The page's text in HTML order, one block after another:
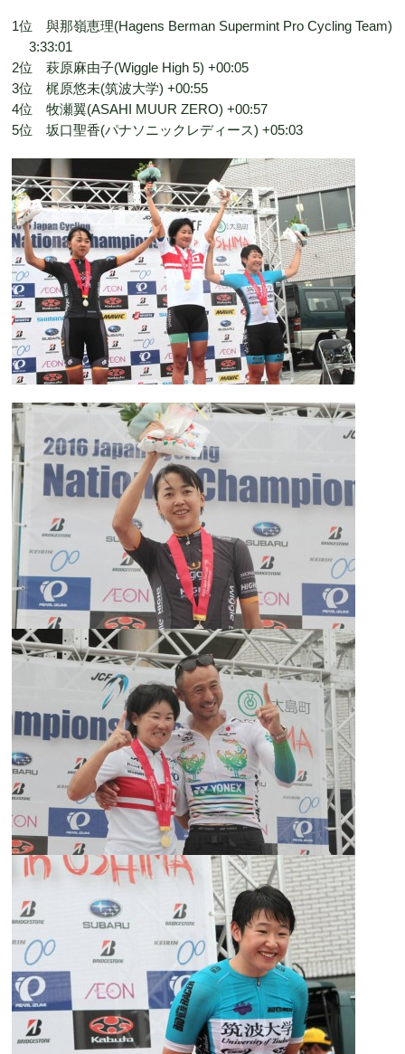
1位 與那嶺恵理(Hagens Berman Supermint Pro Cycling Team)
3:33:01
2位 萩原麻由子(Wiggle High 5) +00:05
3位 梶原悠未(筑波大学) +00:55
4位 牧瀬翼(ASAHI MUUR ZERO) +00:57
5位 坂口聖香(パナソニックレディース) +05:03